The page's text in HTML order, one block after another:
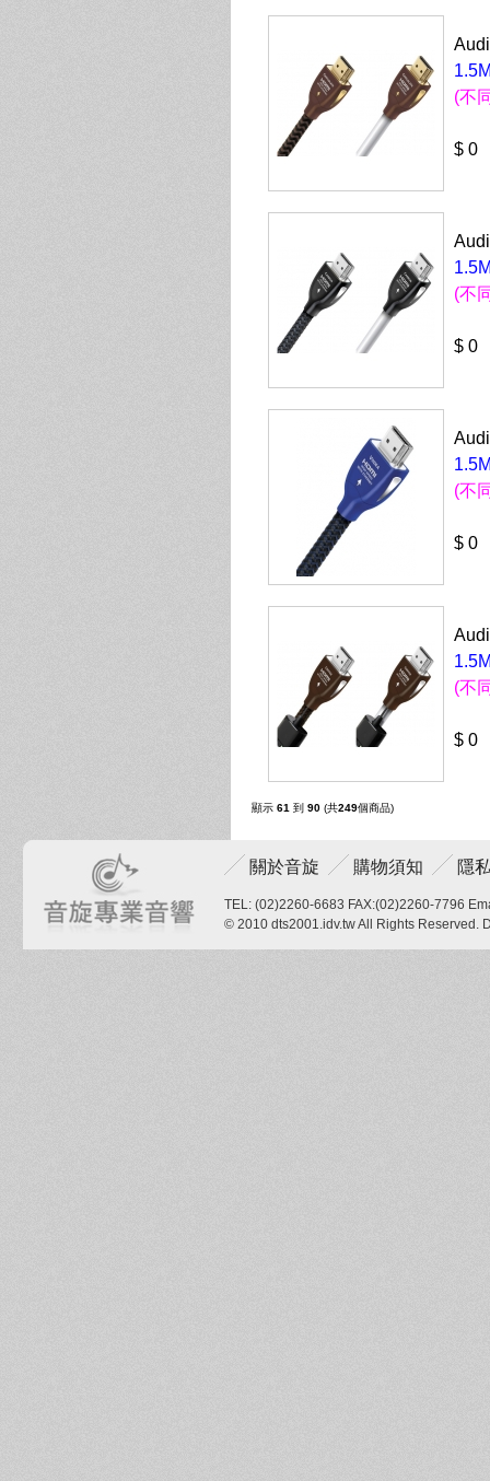
(不
$ 0
(不
$ 0
(不
$ 0
(不
$ 0
顯示 61 到 90 (共249個商品)
關於音旋 購物須知 隱
TEL: (02)2260-6683 FAX:(02)2260-7796
© 2010 dts2001.idv.tw All Rights Reserved.